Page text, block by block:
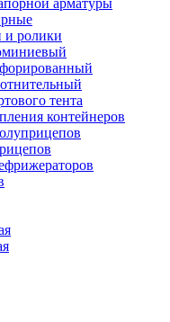
арматуры
ролики
тента
контейнеров